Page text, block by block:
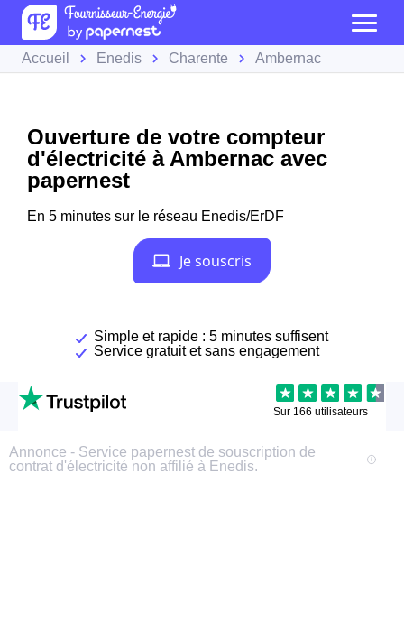
Accueil Enedis Charente Ambernac